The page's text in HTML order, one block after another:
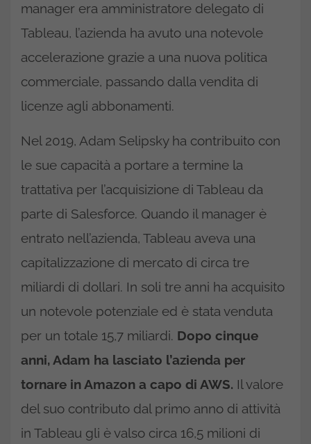
manager era amministratore delegato di
Tableau, l’azienda ha avuto una notevole
accelerazione grazie a una nuova politica
commerciale, passando dalla vendita di
licenze agli abbonamenti.
Nel 2019, Adam Selipsky ha contribuito con
le sue capacità a portare a termine la
trattativa per l’acquisizione di Tableau da
parte di Salesforce. Quando il manager è
entrato nell’azienda, Tableau aveva una
capitalizzazione di mercato di circa tre
miliardi di dollari. In soli tre anni ha acquisito
un notevole potenziale ed è stata venduta
per un totale 15,7 miliardi. Dopo cinque
anni, Adam ha lasciato l’azienda per
tornare in Amazon a capo di AWS. Il valore
del suo contributo dal primo anno di attività
in Tableau gli è valso circa 16,5 milioni di